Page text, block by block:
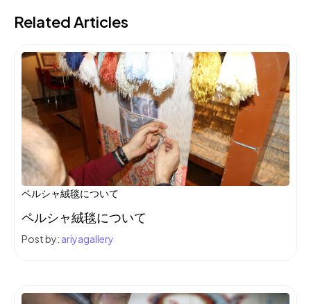
Related Articles
ペルシャ絨毯について
ペルシャ絨毯について
Post by: ariyagallery